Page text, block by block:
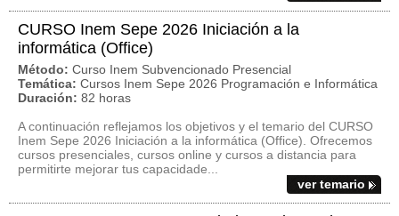
CURSO Inem Sepe 2026 Iniciación a la
informática (Office)
Método: Curso Inem Subvencionado Presencial
Temática: Cursos Inem Sepe 2026 Programación e Informática
Duración: 82 horas
A continuación reflejamos los objetivos y el temario del CURSO
Inem Sepe 2026 Iniciación a la informática (Office). Ofrecemos
cursos presenciales, cursos online y cursos a distancia para
permitirte mejorar tus capacidade...
ver temario